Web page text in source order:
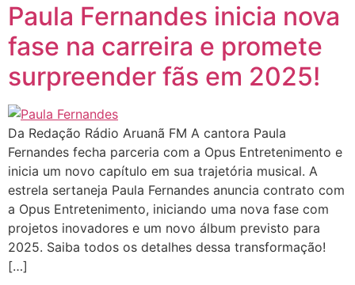
Paula Fernandes inicia nova
fase na carreira e promete
surpreender fãs em 2025!
Da Redação Rádio Aruanã FM A cantora Paula
Fernandes fecha parceria com a Opus Entretenimento e
inicia um novo capítulo em sua trajetória musical. A
estrela sertaneja Paula Fernandes anuncia contrato com
a Opus Entretenimento, iniciando uma nova fase com
projetos inovadores e um novo álbum previsto para
2025. Saiba todos os detalhes dessa transformação!
[…]